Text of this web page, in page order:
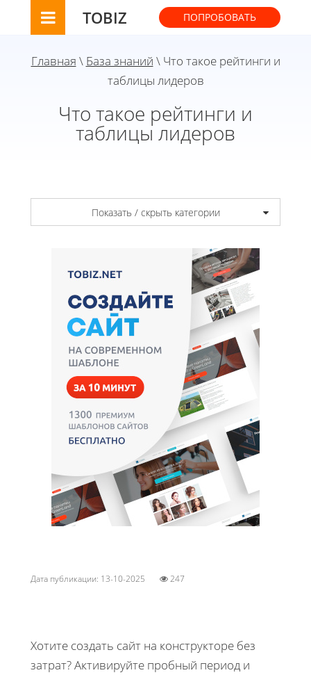
TOBIZ ПОПРОБОВАТЬ
Главная \ База знаний \ Что такое рейтинги и
таблицы лидеров
Что такое рейтинги и
таблицы лидеров
Показать / скрыть категории
Дата публикации: 13-10-2025 247
Хотите создать сайт на конструкторе без
затрат? Активируйте пробный период и